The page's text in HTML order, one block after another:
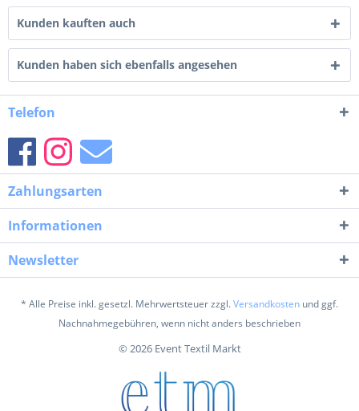
Kunden kauften auch
Kunden haben sich ebenfalls angesehen
Telefon
Zahlungsarten
Informationen
Newsletter
* Alle Preise inkl. gesetzl. Mehrwertsteuer zzgl.Versandkosten und ggf.
Nachnahmegebühren, wenn nicht anders beschrieben
© 2026 Event Textil Markt